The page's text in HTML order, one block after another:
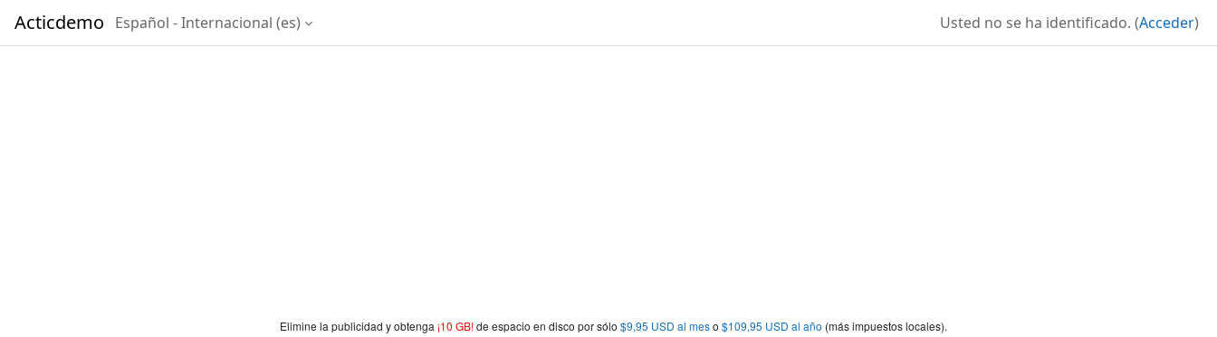
Elimine la publicidad y obtenga ¡10 GB!de espacio en disco por sólo $9,95 USD al meso $109,95 USD al año (más impuestos locales).
Acticdemo Español - Internacional ‎(es)‎ Usted no se ha identificado. (Acceder)